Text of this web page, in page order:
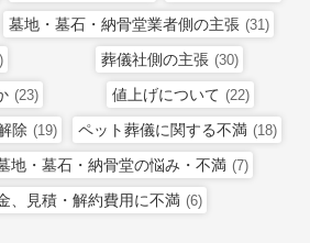
墓地・墓石・納骨堂業者側の主張 (31)
葬儀社側の主張 (30)
(23) 値上げについて (22)
除 (19) ペット葬儀に関する不満 (18)
地・墓石・納骨堂の悩み・不満 (7)
、見積・解約費用に不満 (6)